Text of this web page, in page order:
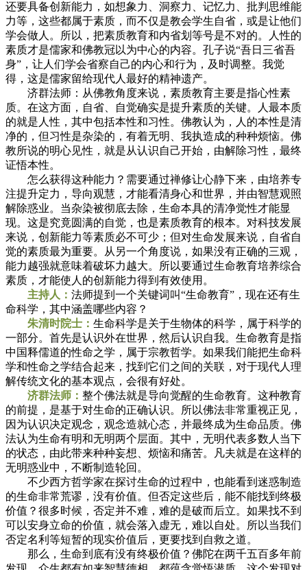
还要具备创新能力，如想象力、洞察力、记忆力、批判思维能
力等，这些都属于素质，而不仅是教会学生自省，或是让他们
学会做人。所以，把素质教育和内省划等号是不对的。人性的
素质才是儒家和佛教冠以为中心的内容。孔子说“吾日三省吾
身”，让人们学会省察自己的内心和行为，及时调整。我觉
得，这是儒家留给现代人最好的精神遗产。
济群法师：从佛教角度来说，素质教育主要是指心性素
质。在这方面，自省、自觉确实是提升素质的关键。人最本质
的就是人性，其中包括本性和习性。佛教认为，人的本性是清
净的，但习性是杂染的，有着无明、我执造成的种种烦恼。佛
教所说的明心见性，就是从认识自己开始，由解除习性，最终
证悟本性。
怎么获得这种能力？需要通过禅修让心静下来，由培养专
注提升定力，导向观慧，才能看清身心和世界，并由智慧观照
解除惑业。当杂染被彻底去除，生命本具的清净觉性才能显
现。这是究竟圆满的自觉，也是素质教育的根本。对科技发展
来说，创新能力等素质必不可少；但对生命发展来说，自省自
觉的素质最为重要。从另一个角度说，如果没有正确的三观，
能力越强就意味着破坏力越大。所以要通过生命教育培养综合
素质，才能使人的创新能力得到有效使用。
主持人： 法师提到一个关键词叫“生命教育”，现在还有生
命科学，其中涵盖哪些内容？
朱清时院士： 生命科学是关于生物体的科学，属于科学的
一部分。首先是认识外在世界，然后认识自我。生命教育是指
中国释儒道的性命之学，属于宗教哲学。如果我们能把生命科
学和性命之学结合起来，找到它们之间的关联，对于现代人理
解传统文化的基本观点，会很有好处。
济群法师： 整个佛法就是导向觉醒的生命教育。这种教育
的前提，是基于对生命的正确认识。所以佛法非常重视正见，
因为认识决定观念，观念造就心态，并最终成为生命品质。佛
法认为生命有明和无明两个层面。其中，无明代表多数人当下
的状态，由此带来种种妄想、烦恼和痛苦。凡夫就是在这样的
无明惑业中，不断制造轮回。
不少西方哲学家在探讨生命的过程中，也能看到迷惑制造
的生命非常荒谬，没有价值。但否定这些后，能不能找到终极
价值？很多时候，否定并不难，难的是破而后立。如果找不到
可以安身立命的价值，就会落入虚无，难以自处。所以当我们
否定名利等短暂的现实价值后，更要找到自救之道。
那么，生命到底有没有终极价值？佛陀在两千五百多年前